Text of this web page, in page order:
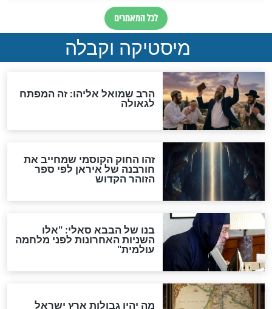
מה יהיה בימות המשיח?
"לפני הגאולה תהיה אפיקורסות
והכחשה גדולה מאוד של
האמונה"
האם לאחר בוא המשיח יהיה
אפשר לחזור בתשובה?
לכל המאמרים